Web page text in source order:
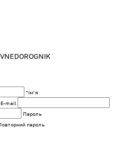
*Імʼя
mail
Пароль
пароль